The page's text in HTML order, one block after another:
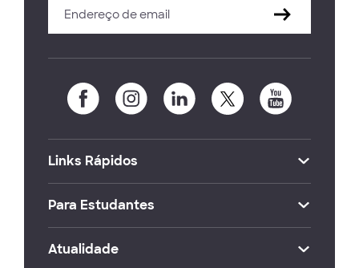
Links Rápidos
Para Estudantes
Atualidade